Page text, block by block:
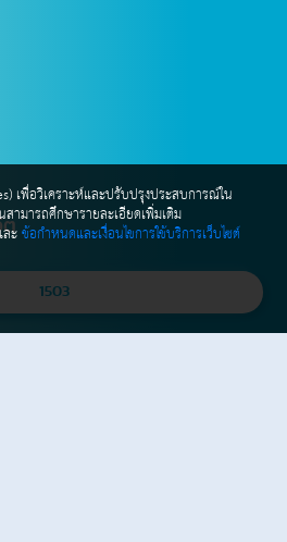
ประกันชีวิต (SLA)
ต
1503
เพื่อวิเคราะห์และปรับปรุงประสบการณ์ใน
ามารถศึกษารายละเอียดเพิ่มเติม
ะข้อกำหนดและเงื่อนไขการใช้บริการเว็บไซต์